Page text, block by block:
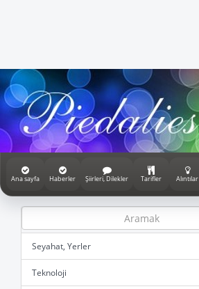
Ana sayfa Haberler Şiirleri, Dilekler Tarifler Alıntılar
Seyahat, Yerler
Teknoloji